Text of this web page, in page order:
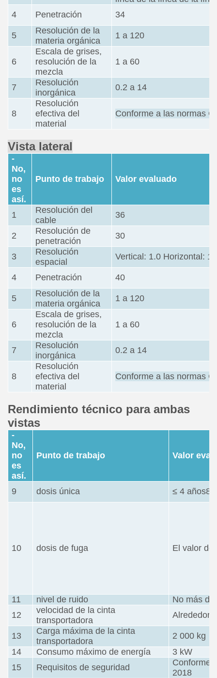
4
Penetración 34
5
Resolución de la
materia orgánica
1 a 120
6
Escala de grises,
resolución de la
mezcla
1 a 60
7
Resolución
inorgánica
0.2 a 14
8
Resolución
efectiva del
material
Conforme a las normas
Vista lateral
-
No,
no
es
así.
Punto de trabajo Valor evaluado
1
Resolución del
cable
36
2
Resolución de
penetración
30
3
Resolución
espacial
Vertical: 1.0 Horizontal:
4 Penetración 40
5
Resolución de la
materia orgánica
1 a 120
6
Escala de grises,
resolución de la
mezcla
1 a 60
7
Resolución
inorgánica
0.2 a 14
8
Resolución
efectiva del
material
Conforme a las normas
Rendimiento técnico para ambas
vistas
-
No,
no
es
así.
Punto de trabajo Valor
9 dosis única ≤ 4 años8
10 dosis de fuga El valor de
11 nivel de ruido
No más de
12
velocidad de la cinta
transportadora
Alrededor
13
Carga máxima de la cinta
transportadora
2 000 kg
14
Consumo máximo de energía
3 kW
15
Requisitos de seguridad
Conforme
2018